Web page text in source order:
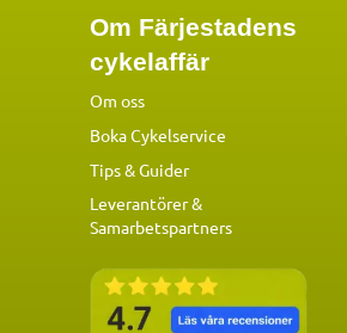
Om Färjestadens
cykelaffär
Om oss
Boka Cykelservice
Tips & Guider
Leverantörer &
Samarbetspartners